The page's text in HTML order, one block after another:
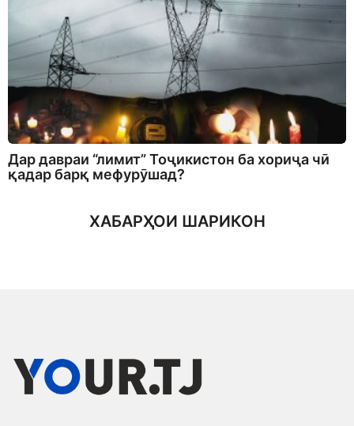
Дар давраи “лимит” Тоҷикистон ба хориҷа чӣ
қадар барқ мефурӯшад?
ХАБАРҲОИ ШАРИКОН